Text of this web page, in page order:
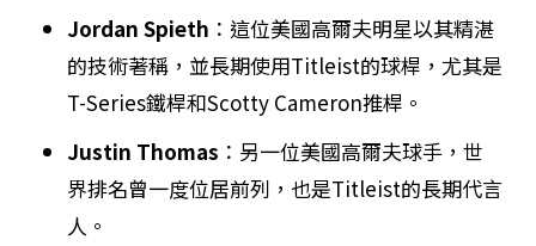
Jordan Spieth ：這位美國高爾夫明星以其精湛
的技術著稱，並長期使用Titleist的球桿，尤其是
T-Series鐵桿和Scotty Cameron推桿。
Justin Thomas ：另一位美國高爾夫球手，世
界排名曾一度位居前列，也是Titleist的長期代言
人。